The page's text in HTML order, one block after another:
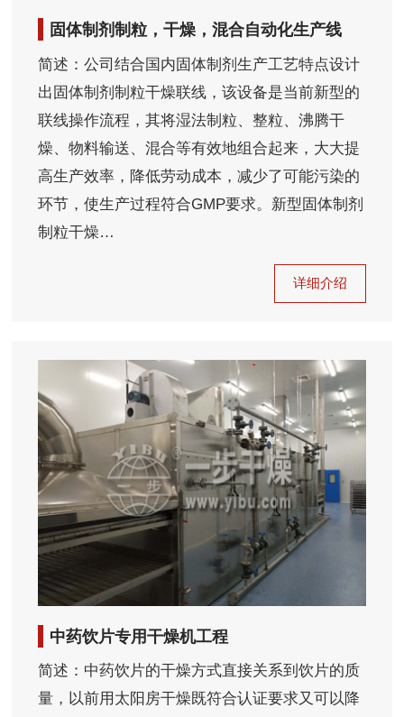
固体制剂制粒，干燥，混合自动化生产线
简述：公司结合国内固体制剂生产工艺特点设计
出固体制剂制粒干燥联线，该设备是当前新型的
联线操作流程，其将湿法制粒、整粒、沸腾干
燥、物料输送、混合等有效地组合起来，大大提
高生产效率，降低劳动成本，减少了可能污染的
环节，使生产过程符合GMP要求。新型固体制剂
制粒干燥…
详细介绍
中药饮片专用干燥机工程
简述：中药饮片的干燥方式直接关系到饮片的质
量，以前用太阳房干燥既符合认证要求又可以降